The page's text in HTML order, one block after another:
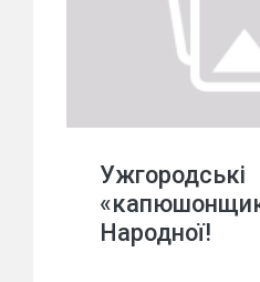
Ужгородські
Народної!